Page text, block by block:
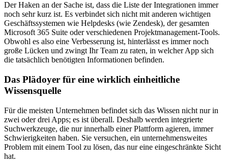
Der Haken an der Sache ist, dass die Liste der Integrationen immer
noch sehr kurz ist. Es verbindet sich nicht mit anderen wichtigen
Geschäftssystemen wie Helpdesks (wie Zendesk), der gesamten
Microsoft 365 Suite oder verschiedenen Projektmanagement-Tools.
Obwohl es also eine Verbesserung ist, hinterlässt es immer noch
große Lücken und zwingt Ihr Team zu raten, in welcher App sich
die tatsächlich benötigten Informationen befinden.
Das Plädoyer für eine wirklich einheitliche
Wissensquelle
Für die meisten Unternehmen befindet sich das Wissen nicht nur in
zwei oder drei Apps; es ist überall. Deshalb werden integrierte
Suchwerkzeuge, die nur innerhalb einer Plattform agieren, immer
Schwierigkeiten haben. Sie versuchen, ein unternehmensweites
Problem mit einem Tool zu lösen, das nur eine eingeschränkte Sicht
hat.